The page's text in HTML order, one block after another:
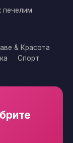
печелим
& Красота
Спорт